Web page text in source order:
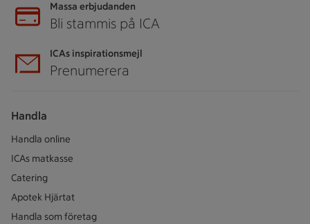
Massa erbjudanden
Bli stammis på ICA
ICAs inspirationsmejl
Prenumerera
Handla
Handla online
ICAs matkasse
Catering
Apotek Hjärtat
Handla som företag